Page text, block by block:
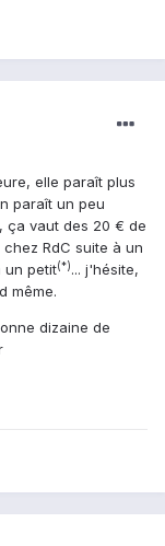
elle paraît plus
paraît un peu
ça vaut des 20 € de
RdC suite à un
un petit(*)... j'hésite,
même.
dizaine de